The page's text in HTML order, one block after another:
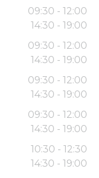
09:30 - 12:00
14:30 - 19:00
09:30 - 12:00
14:30 - 19:00
09:30 - 12:00
14:30 - 19:00
09:30 - 12:00
14:30 - 19:00
10:30 - 12:30
14:30 - 19:00